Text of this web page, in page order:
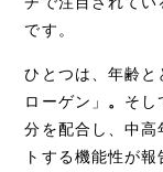
です。
ひとつは、年齢と
ローゲン」 。 そし
分を配合し、中高
トする機能性が